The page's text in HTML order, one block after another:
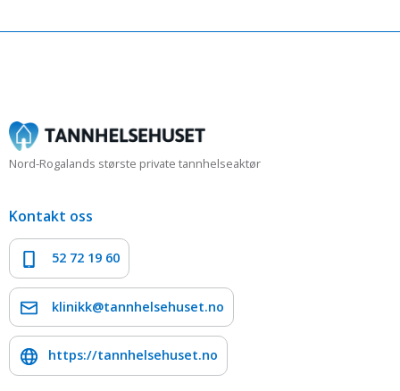
Nord-Rogalands største private tannhelseaktør
Kontakt oss
52 72 19 60
klinikk@tannhelsehuset.no
https://tannhelsehuset.no